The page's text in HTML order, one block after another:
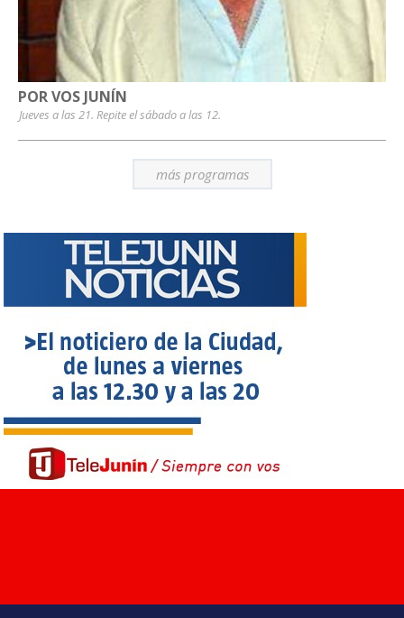
POR VOS JUNÍN
Jueves a las 21. Repite el sábado a las 12.
más programas